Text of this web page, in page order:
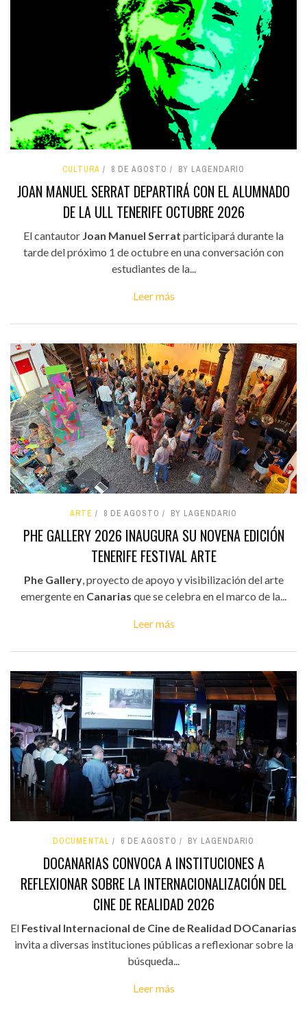
CULTURA 8 DE AGOSTO BY LAGENDARIO
JOAN MANUEL SERRAT DEPARTIRÁ CON EL ALUMNADO
DE LA ULL TENERIFE OCTUBRE 2026
El cantautor Joan Manuel Serrat participará durante la
tarde del próximo 1 de octubre en una conversación con
estudiantes de la...
Leer más
ARTE 8 DE AGOSTO BY LAGENDARIO
PHE GALLERY 2026 INAUGURA SU NOVENA EDICIÓN
TENERIFE FESTIVAL ARTE
Phe Gallery, proyecto de apoyo y visibilización del arte
emergente en Canarias que se celebra en el marco de la...
Leer más
DOCUMENTAL 6 DE AGOSTO BY LAGENDARIO
DOCANARIAS CONVOCA A INSTITUCIONES A
REFLEXIONAR SOBRE LA INTERNACIONALIZACIÓN DEL
CINE DE REALIDAD 2026
El Festival Internacional de Cine de Realidad DOCanarias
invita a diversas instituciones públicas a reflexionar sobre la
búsqueda...
Leer más